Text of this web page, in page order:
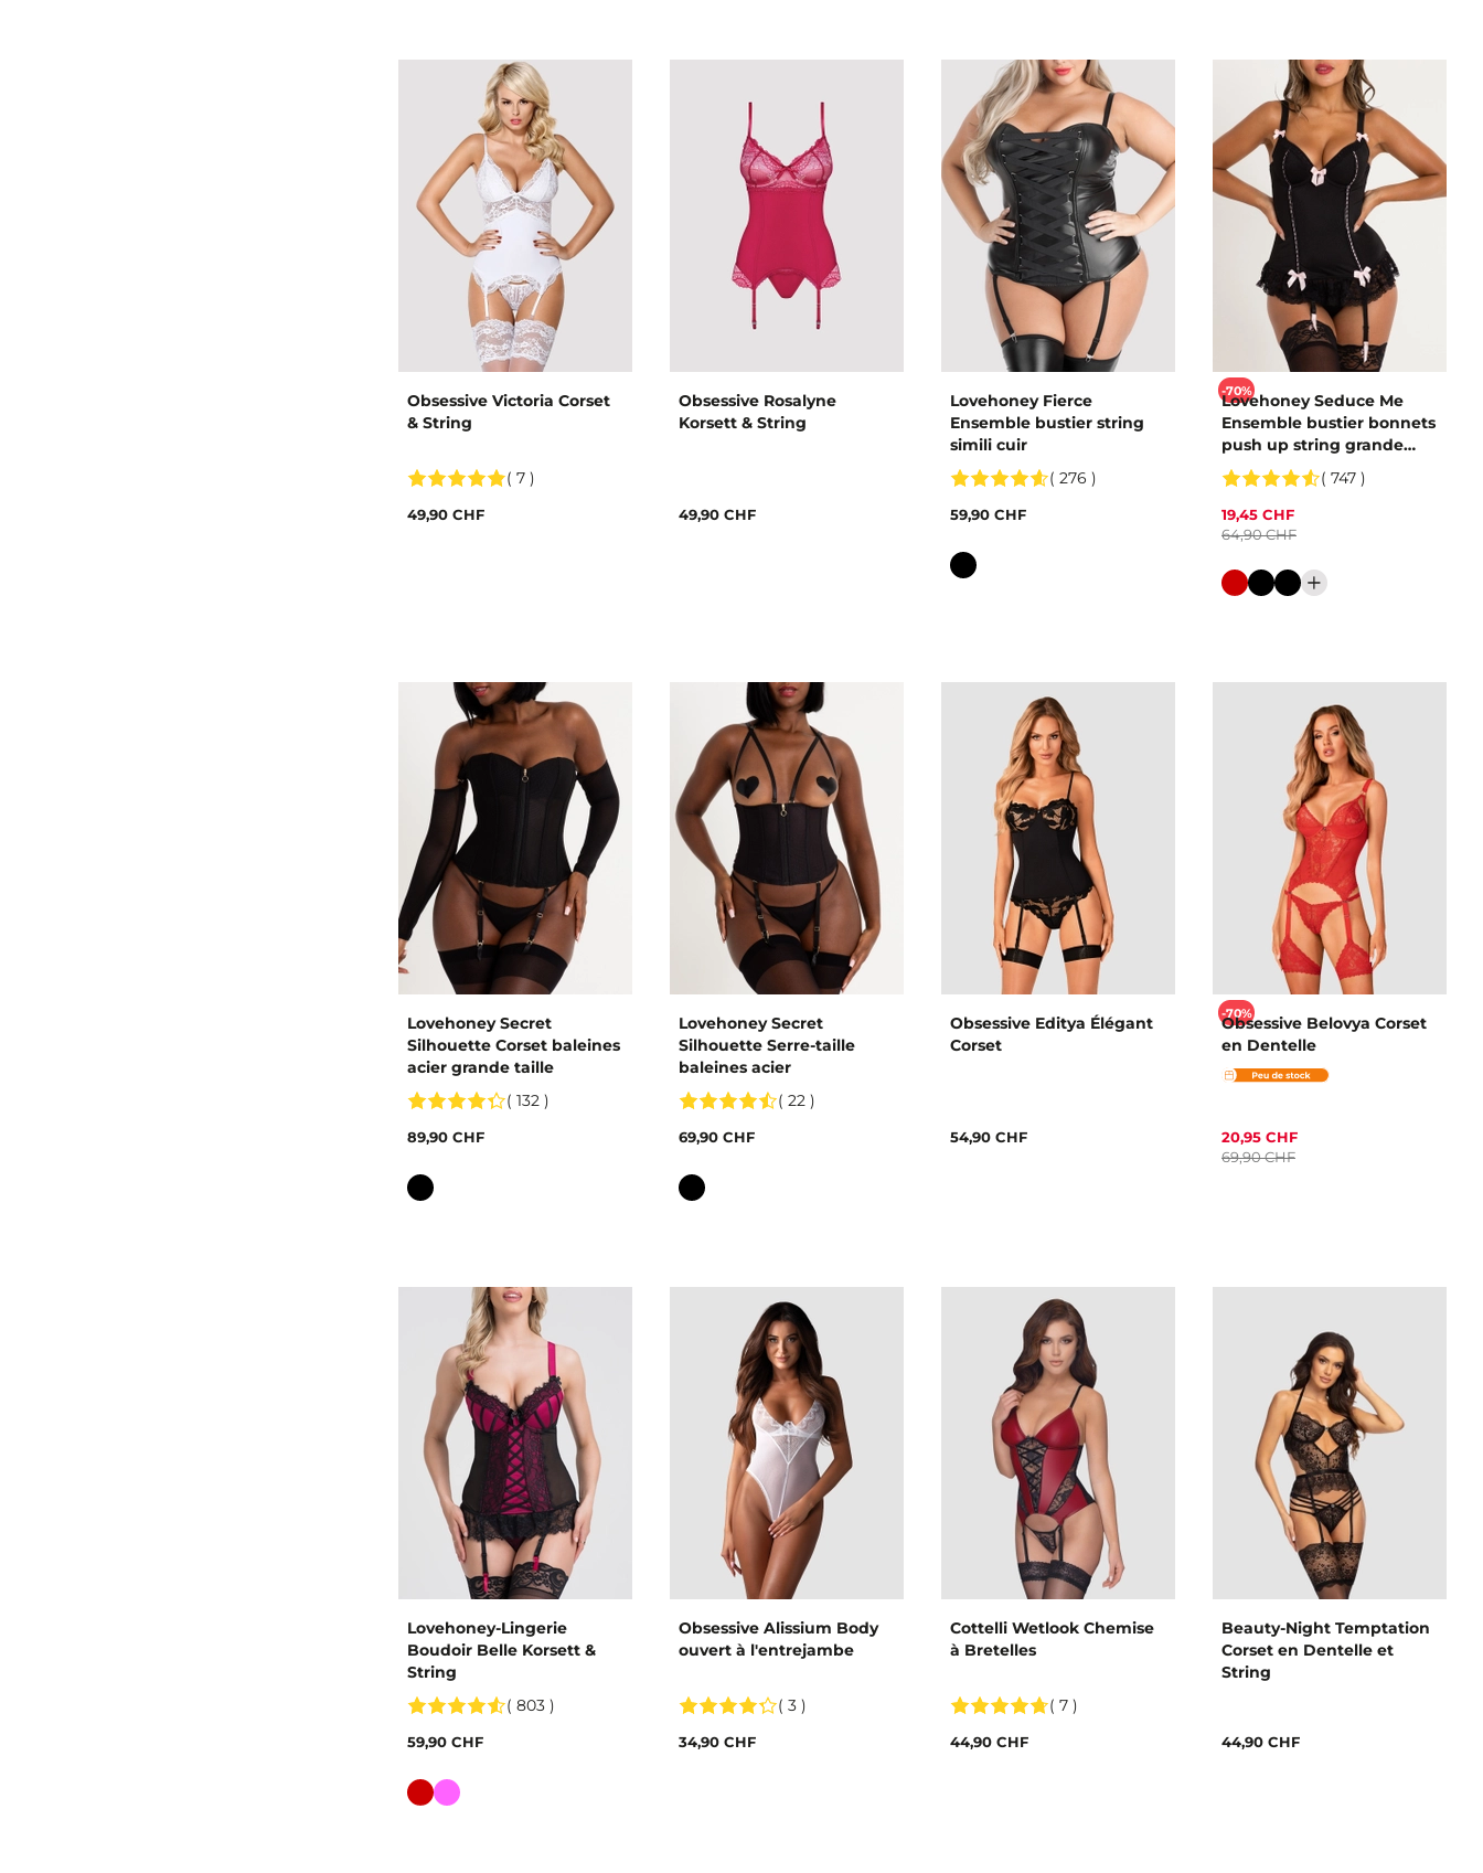
Obsessive Victoria Corset
& String
( 7 )
49,90 CHF
Obsessive Rosalyne
Korsett & String
49,90 CHF
Lovehoney Fierce
Ensemble bustier string
simili cuir
( 276 )
59,90 CHF
Couleur
-70%
Lovehoney Seduce Me
Ensemble bustier bonnets
push up string grande
taille
( 747 )
19,45 CHF
64,90 CHF
Couleur
Lovehoney Secret
Silhouette Corset baleines
acier grande taille
( 132 )
89,90 CHF
Couleur
Lovehoney Secret
Silhouette Serre-taille
baleines acier
( 22 )
69,90 CHF
Couleur
Obsessive Editya Élégant
Corset
54,90 CHF
-70%
Obsessive Belovya Corset
en Dentelle
20,95 CHF
69,90 CHF
Lovehoney-Lingerie
Boudoir Belle Korsett &
String
( 803 )
59,90 CHF
Couleur
Obsessive Alissium Body
ouvert à l'entrejambe
( 3 )
34,90 CHF
Cottelli Wetlook Chemise
à Bretelles
( 7 )
44,90 CHF
Beauty-Night Temptation
Corset en Dentelle et
String
44,90 CHF